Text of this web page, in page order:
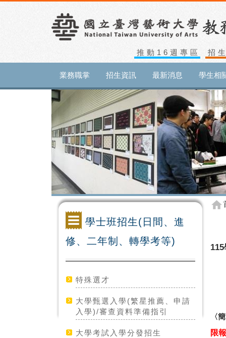
推動16週專區 招
業務職掌 招生資訊 最新消息 學生相
學士班招生(日間、進
修、二年制、轉學考等)
特殊選才
大學甄選入學(繁星推薦、申請
入學)/審查資料準備指引
大學考試入學分發招生
〈
限